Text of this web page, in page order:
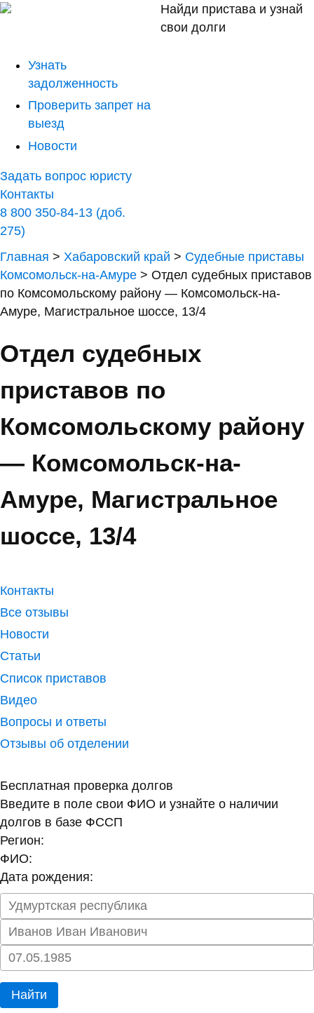
Найди пристава и узнай
свои долги
Узнать
задолженность
Проверить запрет на
выезд
Новости
Задать вопрос юристу
Контакты
8 800 350-84-13 (доб.
275)
Главная > Хабаровский край > Судебные приставы
Комсомольск-на-Амуре > Отдел судебных приставов
по Комсомольскому району — Комсомольск-на-
Амуре, Магистральное шоссе, 13/4
Отдел судебных
приставов по
Комсомольскому району
— Комсомольск-на-
Амуре, Магистральное
шоссе, 13/4
Контакты
Все отзывы
Новости
Статьи
Список приставов
Видео
Вопросы и ответы
Отзывы об отделении
Бесплатная проверка долгов
Введите в поле свои ФИО и узнайте о наличии
долгов в базе ФССП
Регион:
ФИО:
Дата рождения:
Найти